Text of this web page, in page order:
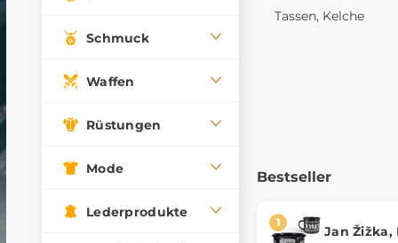
Schmuck
Waffen
Rüstungen
Mode
Lederprodukte
Tassen, Kelche
Bestseller
Jan Žižka,